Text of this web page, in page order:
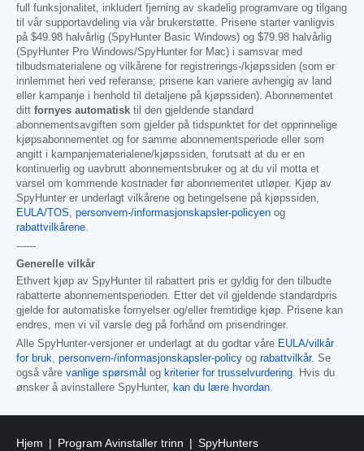
full funksjonalitet, inkludert fjerning av skadelig programvare og tilgang
til vår supportavdeling via vår brukerstøtte. Prisene starter vanligvis
på $49.98 halvårlig (SpyHunter Basic Windows) og $79.98 halvårlig
(SpyHunter Pro Windows/SpyHunter for Mac) i samsvar med
tilbudsmaterialene og vilkårene for registrerings-/kjøpssiden (som er
innlemmet heri ved referanse; prisene kan variere avhengig av land
eller kampanje i henhold til detaljene på kjøpssiden). Abonnementet
ditt fornyes automatisk til den gjeldende standard
abonnementsavgiften som gjelder på tidspunktet for det opprinnelige
kjøpsabonnementet og for samme abonnementsperiode eller som
angitt i kampanjematerialene/kjøpssiden, forutsatt at du er en
kontinuerlig og uavbrutt abonnementsbruker og at du vil motta et
varsel om kommende kostnader før abonnementet utløper. Kjøp av
SpyHunter er underlagt vilkårene og betingelsene på kjøpssiden,
EULA/TOS
personvern-/informasjonskapsler-policyen og
rabattvilkårene
------
Generelle vilkår
Ethvert kjøp av SpyHunter til rabattert pris er gyldig for den tilbudte
rabatterte abonnementsperioden. Etter det vil gjeldende standardpris
gjelde for automatiske fornyelser og/eller fremtidige kjøp. Prisene kan
endres, men vi vil varsle deg på forhånd om prisendringer.
Alle SpyHunter-versjoner er underlagt at du godtar våre EULA/vilkår
for bruk
personvern-/informasjonskapsler-policy og rabattvilkår. Se
også våre vanlige spørsmål og kriterier for trusselvurdering . Hvis du
ønsker å avinstallere SpyHunter,
kan du lære hvordan
Hjem Program Avinstaller trinn SpyHunters